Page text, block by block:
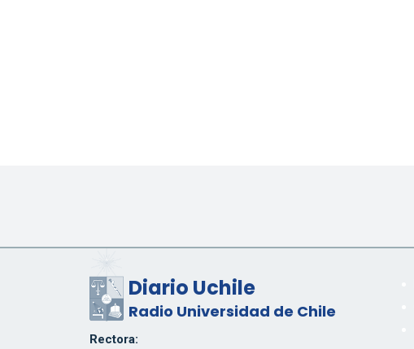
Diario Uchile
Radio Universidad de Chile
Rectora: